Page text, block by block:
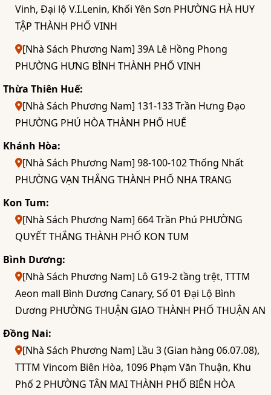
Vinh, Đại lộ V.I.Lenin, Khối Yên Sơn PHƯỜNG HÀ HUY
TẬP THÀNH PHỐ VINH
[Nhà Sách Phương Nam] 39A Lê Hồng Phong
PHƯỜNG HƯNG BÌNH THÀNH PHỐ VINH
Thừa Thiên Huế:
[Nhà Sách Phương Nam] 131-133 Trần Hưng Đạo
PHƯỜNG PHÚ HÒA THÀNH PHỐ HUẾ
Khánh Hòa:
[Nhà Sách Phương Nam] 98-100-102 Thống Nhất
PHƯỜNG VẠN THẮNG THÀNH PHỐ NHA TRANG
Kon Tum:
[Nhà Sách Phương Nam] 664 Trần Phú PHƯỜNG
QUYẾT THẮNG THÀNH PHỐ KON TUM
Bình Dương:
[Nhà Sách Phương Nam] Lô G19-2 tầng trệt, TTTM
Aeon mall Bình Dương Canary, Số 01 Đại Lộ Bình
Dương PHƯỜNG THUẬN GIAO THÀNH PHỐ THUẬN AN
Đồng Nai:
[Nhà Sách Phương Nam] Lầu 3 (Gian hàng 06.07.08),
TTTM Vincom Biên Hòa, 1096 Phạm Văn Thuận, Khu
Phố 2 PHƯỜNG TÂN MAI THÀNH PHỐ BIÊN HÒA